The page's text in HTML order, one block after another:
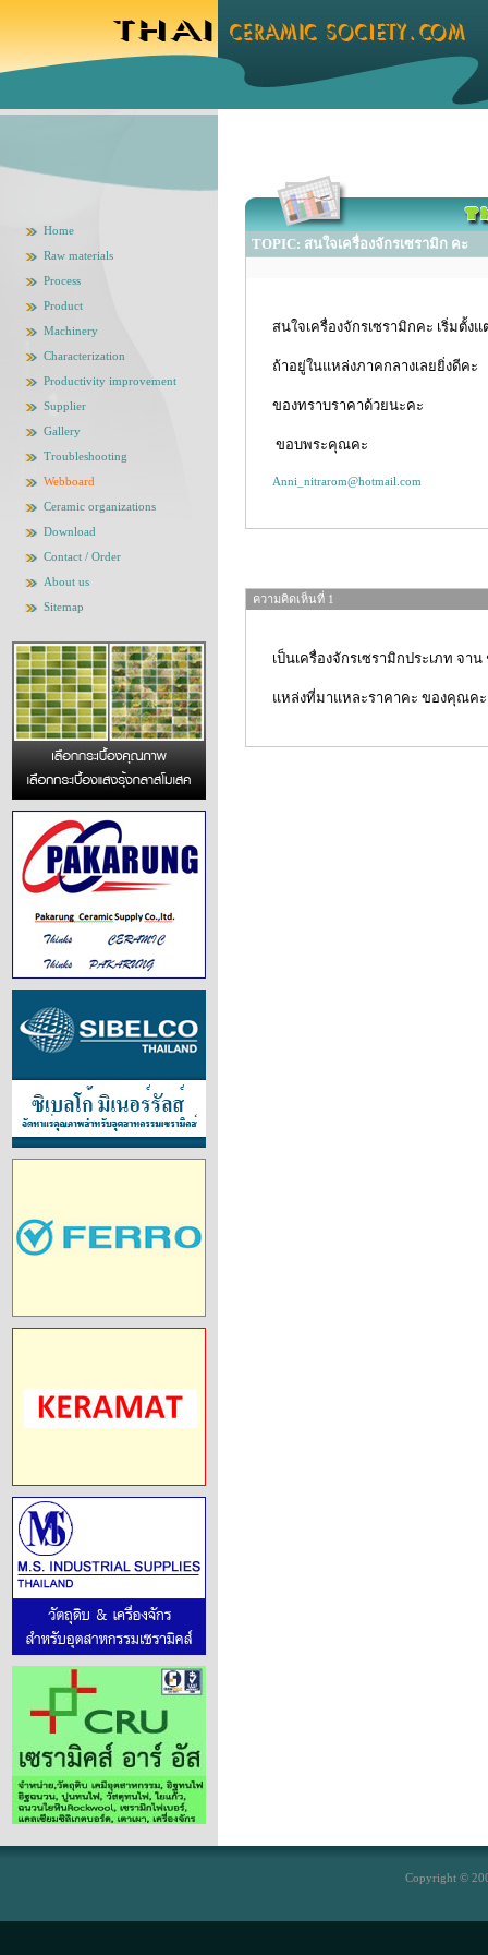
Home
Raw materials
Process
Product
Machinery
Characterization
Productivity improvement
Supplier
Gallery
Troubleshooting
Webboard
Ceramic organizations
Download
Contact / Order
About us
Sitemap
TOPIC: สนใจเครื่องจักรเซรามิก คะ
สนใจเครื่องจักรเซรามิกคะ เริ่มตั้ง
ถ้าอยู่ในแหล่งภาคกลางเลยยิ่งดีคะ
ของทราบราคาด้วยนะคะ
ขอบพระคุณคะ
Anni_nitrarom@hotmail.com
ความคิดเห็นที่ 1
เป็นเครื่องจักรเซรามิกประเภท จา
แหล่งที่มาแหละราคาคะ ของคุณคะ
Copyright ©